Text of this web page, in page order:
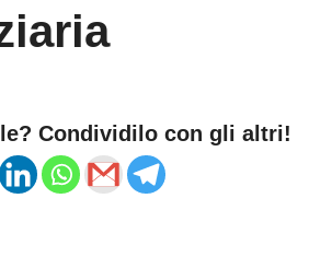
Condividilo con gli altri!